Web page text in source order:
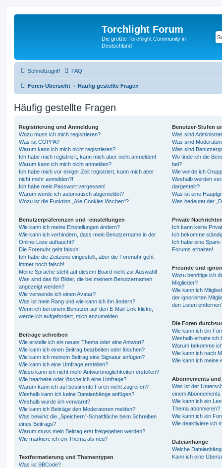
Torchlight Forum
Die größte Torchlight Community in
Deutschland
Schnellzugriff FAQ
Foren-Übersicht Häufig gestellte Fragen
Häufig gestellte Fragen
Registrierung und Anmeldung
Wozu muss ich mich registrieren?
Was ist COPPA?
Warum kann ich mich nicht registrieren?
Ich habe mich registriert, kann mich aber nicht anmelden!
Warum kann ich mich nicht anmelden?
Ich habe mich vor einiger Zeit registriert, kann mich aber
nicht mehr anmelden?!
Ich habe mein Passwort vergessen!
Warum werde ich automatisch abgemeldet?
Wozu ist die Funktion „Alle Cookies löschen“?
Benutzerpräferenzen und -einstellungen
Wie kann ich meine Einstellungen ändern?
Wie kann ich verhindern, dass mein Benutzername in der
Online-Liste auftaucht?
Die Forenuhr geht falsch!
Ich habe die Zeitzone eingestellt, aber die Forenuhr geht
immer noch falsch!
Meine Sprache steht auf diesem Board nicht zur Auswahl!
Was sind das für Bilder, die bei meinem Benutzernamen
angezeigt werden?
Wie verwende ich einen Avatar?
Was ist mein Rang und wie kann ich ihn ändern?
Wenn ich bei einem Benutzer auf den E-Mail-Link klicke,
werde ich aufgefordert, mich anzumelden.
Beiträge schreiben
Wie erstelle ich ein neues Thema oder eine Antwort?
Wie kann ich einen Beitrag bearbeiten oder löschen?
Wie kann ich meinem Beitrag eine Signatur anfügen?
Wie kann ich eine Umfrage erstellen?
Wieso kann ich nicht mehr Antwortmöglichkeiten erstellen?
Wie bearbeite oder lösche ich eine Umfrage?
Warum kann ich auf bestimmte Foren nicht zugreifen?
Weshalb kann ich keine Dateianhänge anfügen?
Weshalb wurde ich verwarnt?
Wie kann ich Beiträge den Moderatoren melden?
Was bewirkt die „Speichern“-Schaltfläche beim Schreiben
eines Beitrags?
Warum muss mein Beitrag erst freigegeben werden?
Wie markiere ich ein Thema als neu?
Textformatierung und Thementypen
Was ist BBCode?
Benutzer-Stufen
Was sind
Was sind
Was sind
Wo finde ich die
bei?
Wie werde ich
Weshalb werden
dargestellt?
Was ist eine
Was bedeutet der
Private
Ich kann keine
Ich bekomme
Ich habe eine
Forums erhalten!
Freunde und
Wozu benötige ich
Mitglieder?
Wie kann ich
der ignorierten
den Listen
Die Foren
Wie kann ich ein
Weshalb erhalte ich
Warum bekomme
Wie kann ich nach
Wie kann ich meine
Abonnements und
Was ist der
einem
Wie kann ich ein
Thema abonnieren?
Wie kann ich ein
Wie deaktiviere ich
Dateianhänge
Welche
Kann ich eine